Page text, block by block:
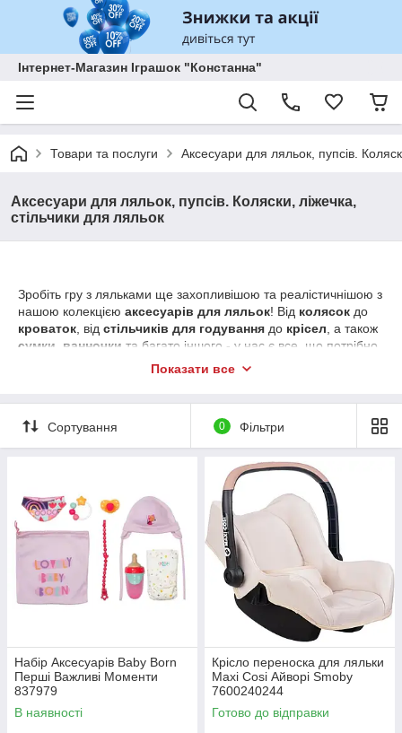
Інтернет-Магазин Іграшок "Констанна"
Товари та послуги Аксесуари для ляльок, пупсів.
Аксесуари для ляльок, пупсів. Коляски, ліжечка,
стільчики для ляльок
Зробіть гру з ляльками ще захопливішою та реалістичнішою з
нашою колекцією аксесуарів для ляльок! Від колясок до
кроваток , від стільчиків для годування до крісел , а також
сумки
ванночки та багато іншого - у нас є все, що потрібно
для створення ідеального світу для ваших улюблених ляльок.
Кожен аксесуар виготовлений з високоякісних матеріалів і
розвивати доглядальні навички та вчиться відповідальності,
граючи. Перетворіть звичайну гру в неймовірну пригоду з
аксесуарами для ляльок
на нашому сайті!
Показати все
Сортування 0 Фільтри
Набір Аксесуарів Baby Born
Перші Важливі Моменти
837979
В наявності
Крісло переноска для ляльки
Maxi Cosi Айворі Smoby
7600240244
Готово до відправки